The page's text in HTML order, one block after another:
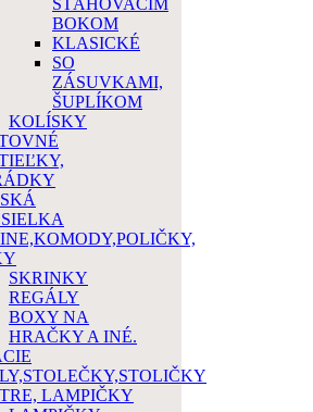
SŤAHOVACÍM
BOKOM
KLASICKÉ
SO
ZÁSUVKAMI,
ŠUPLÍKOM
KOLÍSKY
SKRINKY
REGÁLY
BOXY NA
HRAČKY A INÉ.
LAMPIČKY